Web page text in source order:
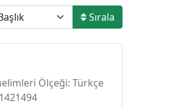
Sırala
Ölçeği: Türkçe